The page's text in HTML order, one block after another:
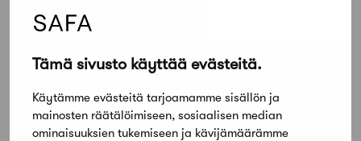
Tämä sivusto käyttää evästeitä.
Käytämme evästeitä tarjoamamme sisällön ja
mainosten räätälöimiseen, sosiaalisen median
ominaisuuksien tukemiseen ja kävijämäärämme
samoin kuin me?
argumenttia. Toisen mukaan kauneus on
puhua, toisen mukaan kauneuspuhe on
epäolennaista muiden aiheiden rinnalla.